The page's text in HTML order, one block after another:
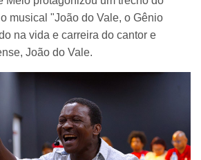
musical "João do Vale, o Gênio
na vida e carreira do cantor e
João do Vale.